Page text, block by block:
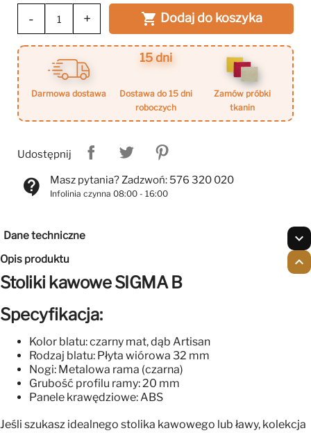
- +  Dodaj do koszyka
darmowa dostawa
15 dni
dostawa do 15 dni
roboczych
zamów próbki
tkanin
Udostępnij
contact_support Masz pytania? Zadzwoń: 576 320 020
Infolinia czynna 08:00 - 16:00
Dane techniczne expand_more
Opis produktu expand_less
Stoliki kawowe SIGMA B
Specyfikacja:
Kolor blatu: czarny mat, dąb Artisan
Rodzaj blatu: Płyta wiórowa 32 mm
Nogi: Metalowa rama (czarna)
Grubość profilu ramy: 20 mm
Panele krawędziowe: ABS
Jeśli szukasz idealnego stolika kawowego lub ławy, kolekcja